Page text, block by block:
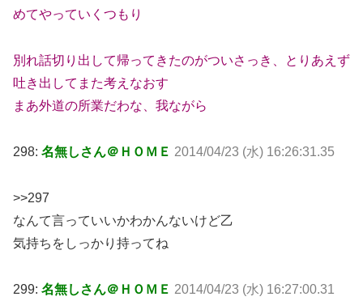
めてやっていくつもり
別れ話切り出して帰ってきたのがついさっき、とりあえず
吐き出してまた考えなおす
まあ外道の所業だわな、我ながら
298: 名無しさん＠ＨＯＭＥ 2014/04/23 (水) 16:26:31.35
>>297
なんて言っていいかわかんないけど乙
気持ちをしっかり持ってね
299: 名無しさん＠ＨＯＭＥ 2014/04/23 (水) 16:27:00.31